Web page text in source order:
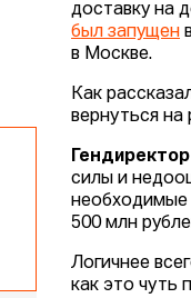
доставку на
был запущен
в Москве.
Как
вернуться на
силы и
необходимые
500 млн
Логичнее
как это чуть